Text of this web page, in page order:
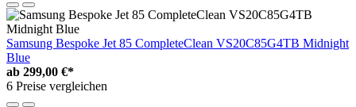
Samsung Bespoke Jet 85 CompleteClean VS20C85G4TB Midnight
Blue
ab 299,00 €*
6 Preise vergleichen